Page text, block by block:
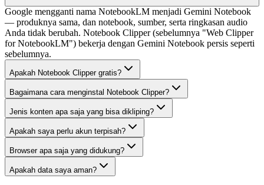
Google mengganti nama NotebookLM menjadi Gemini Notebook
— produknya sama, dan notebook, sumber, serta ringkasan audio
Anda tidak berubah. Notebook Clipper (sebelumnya "Web Clipper
for NotebookLM") bekerja dengan Gemini Notebook persis seperti
sebelumnya.
Apakah Notebook Clipper gratis?
Bagaimana cara menginstal Notebook Clipper?
Jenis konten apa saja yang bisa dikliping?
Apakah saya perlu akun terpisah?
Browser apa saja yang didukung?
Apakah data saya aman?